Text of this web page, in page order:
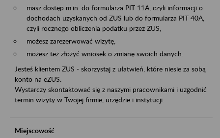
masz dostęp m.in. do formularza PIT 11A, czyli informacji o
dochodach uzyskanych od ZUS lub do formularza PIT 40A,
czyli rocznego obliczenia podatku przez ZUS,
możesz zarezerwować wizytę,
możesz też złożyć wniosek o zmianę swoich danych.
Jesteś klientem ZUS - skorzystaj z ułatwień, które niesie za sobą
konto na eZUS.
Wystarczy skontaktować się z naszymi pracownikami i uzgodnić
termin wizyty w Twojej firmie, urzędzie i instytucji.
Miejscowość